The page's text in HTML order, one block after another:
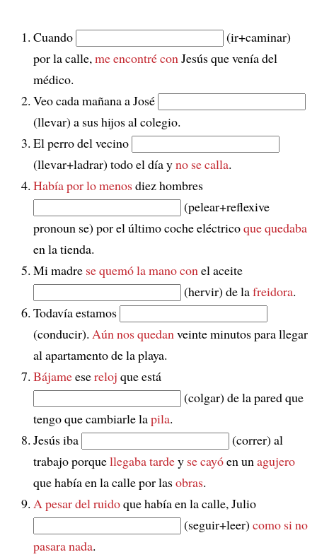
Cuando
(ir+caminar)
por la calle, me encontré con Jesús que venía del
médico.
Veo cada mañana a José
(llevar) a sus hijos al colegio.
El perro del vecino
(llevar+ladrar) todo el día yno se calla.
Había por lo menosdiez hombres
(pelear+reflexive
pronoun se) por el último coche eléctricoque quedaba
en la tienda.
Mi madre se quemó la mano con el aceite
(hervir) de lafreidora.
Todavía estamos
(conducir). Aún nos quedan veinte minutos para llegar
al apartamento de la playa.
Bájameesereloj que está
(colgar) de la pared que
tengo que cambiarle lapila.
Jesús iba
(correr) al
trabajo porquellegaba tardey se cayóen un agujero
que había en la calle por lasobras.
A pesar del ruidoque había en la calle, Julio
(seguir+leer) como si no
pasara nada.